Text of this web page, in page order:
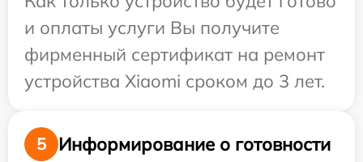
и оплаты услуги Вы получите
фирменный сертификат на ремонт
устройства Xiaomi сроком до 3 лет.
5
Информирование о готовности